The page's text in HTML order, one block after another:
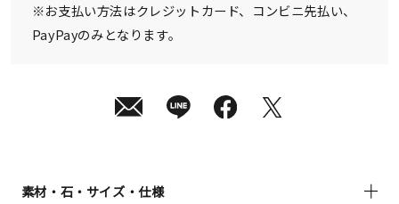
※お支払い方法はクレジットカード、コンビニ先払い、
PayPayのみとなります。
素材・石・サイズ・仕様